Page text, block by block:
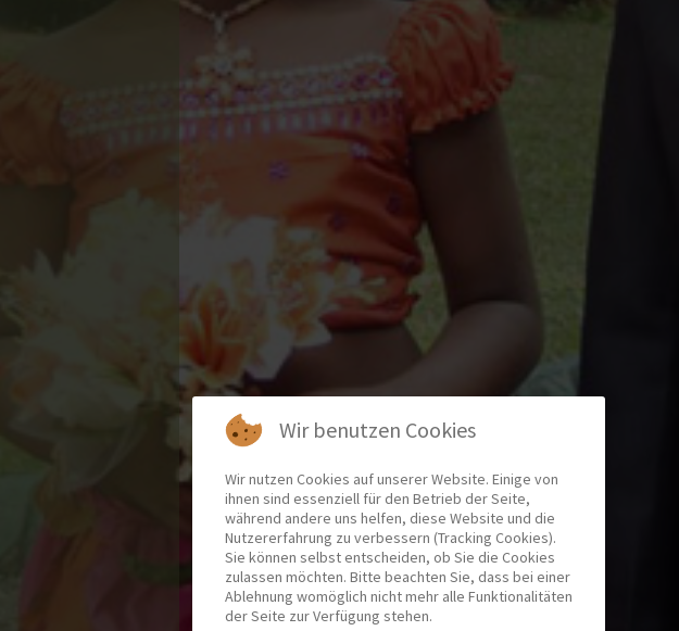
Wir benutzen Cookies
Wir nutzen Cookies auf unserer Website. Einige von
ihnen sind essenziell für den Betrieb der Seite,
während andere uns helfen, diese Website und die
Nutzererfahrung zu verbessern (Tracking Cookies).
Sie können selbst entscheiden, ob Sie die Cookies
zulassen möchten. Bitte beachten Sie, dass bei einer
Ablehnung womöglich nicht mehr alle Funktionalitäten
der Seite zur Verfügung stehen.